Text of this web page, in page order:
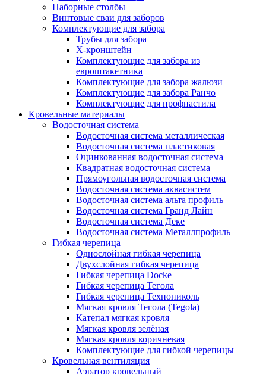
Наборные столбы
Винтовые сваи для заборов
Комплектующие для забора
Трубы для забора
Х-кронштейн
Комплектующие для забора из
евроштакетника
Комплектующие для забора жалюзи
Комплектующие для забора Ранчо
Комплектующие для профнастила
Кровельные материалы
Водосточная система
Водосточная система металлическая
Водосточная система пластиковая
Оцинкованная водосточная система
Квадратная водосточная система
Прямоугольная водосточная система
Водосточная система аквасистем
Водосточная система альта профиль
Водосточная система Гранд Лайн
Водосточная система Деке
Водосточная система Металлпрофиль
Гибкая черепица
Однослойная гибкая черепица
Двухслойная гибкая черепица
Гибкая черепица Docke
Гибкая черепица Тегола
Гибкая черепица Технониколь
Мягкая кровля Тегола (Tegola)
Катепал мягкая кровля
Мягкая кровля зелёная
Мягкая кровля коричневая
Комплектующие для гибкой черепицы
Кровельная вентиляция
Аэратор кровельный